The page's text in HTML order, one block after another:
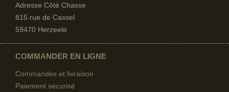
Adresse Côté Chasse
815 rue de Cassel
59470 Herzeele
COMMANDER EN LIGNE
Commandes et livraison
Paiement sécurisé